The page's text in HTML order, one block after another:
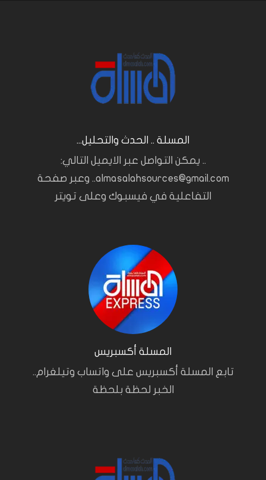
المسلة .. الحدث والتحليل...
.. يمكن التواصل عبر الايميل التالي:
almasalahsources@gmail.com.. وعبر صفحة
التفاعلية في فيسبوك وعلى تويتر
المسلة أكسبريس
تابع المسلة أكسبريس على واتساب وتيلغرام..
الخبر لحظة بلحظة